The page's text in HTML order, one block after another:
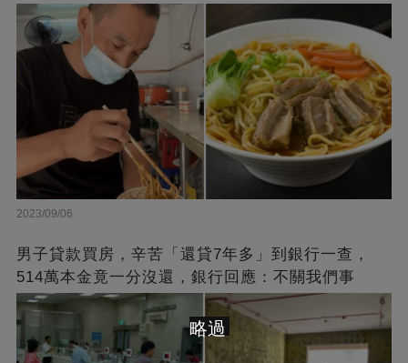
2023/09/06
男子貸款買房，辛苦「還貸7年多」到銀行一查，
514萬本金竟一分沒還，銀行回應：不關我們事
略過